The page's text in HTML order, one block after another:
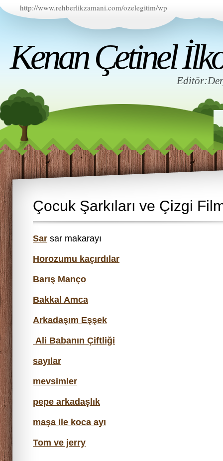
http://www.rehberlikzamani.com/ozelegitim/wp
Kenan Çetinel
Çocuk Şarkıları ve Çizgi
Sar sar makarayı
Horozumu kaçırdılar
Barış Manço
Bakkal Amca
Arkadaşım Eşşek
Ali Babanın Çiftliği
sayılar
mevsimler
pepe arkadaşlık
maşa ile koca ayı
Tom ve jerry